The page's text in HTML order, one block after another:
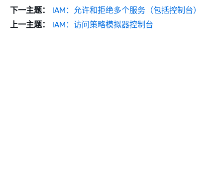
下一主题：
IAM：允许和拒绝多个服务（包括控制台）
上一主题：
IAM：访问策略模拟器控制台